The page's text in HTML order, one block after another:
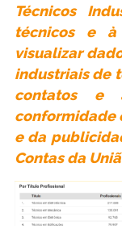
Técnicos
técnicos e à
visualizar
industriais de
contatos e
conformidade
e da
Contas da